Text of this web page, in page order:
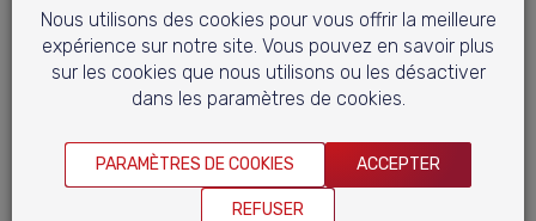
infrastructures critiques.
Une journée d’échanges, de
partages et de connexions
humaines
Nous utilisons des cookies pour vous offrir la meilleure
expérience sur notre site. Vous pouvez en savoir plus
sur les cookies que nous utilisons ou les désactiver
dans les paramètres de cookies.
PARAMÈTRES DE COOKIES ACCEPTER
REFUSER